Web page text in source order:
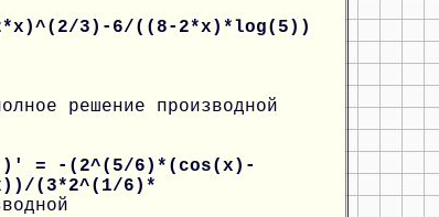
3)-6/((8-2*x)*log(5))
решение производной
= -(2^(5/6)*(cos(x)-
(3*2^(1/6)*